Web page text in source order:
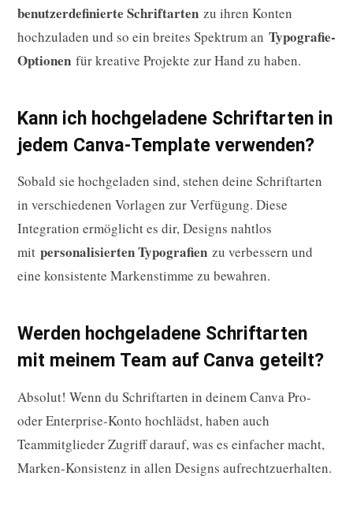
benutzerdefinierte Schriftarten zu ihren Konten
hochzuladen und so ein breites Spektrum an Typografie-
Optionen für kreative Projekte zur Hand zu haben.
Kann ich hochgeladene Schriftarten in
jedem Canva-Template verwenden?
Sobald sie hochgeladen sind, stehen deine Schriftarten
in verschiedenen Vorlagen zur Verfügung. Diese
Integration ermöglicht es dir, Designs nahtlos
mit personalisierten Typografien zu verbessern und
eine konsistente Markenstimme zu bewahren.
Werden hochgeladene Schriftarten
mit meinem Team auf Canva geteilt?
Absolut! Wenn du Schriftarten in deinem Canva Pro-
oder Enterprise-Konto hochlädst, haben auch
Teammitglieder Zugriff darauf, was es einfacher macht,
Marken-Konsistenz in allen Designs aufrechtzuerhalten.